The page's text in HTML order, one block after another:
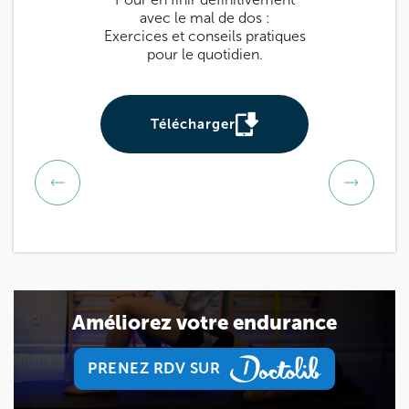
avec le mal de dos :
Exercices et conseils pratiques
pour le quotidien.
Télécharger
Améliorez votre endurance
PRENEZ RDV SUR
PRENEZ RDV SUR